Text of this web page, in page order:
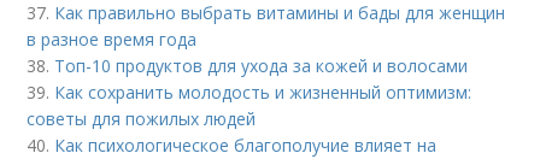
37. Как правильно выбрать витамины и бады для женщин
в разное время года
38. Топ-10 продуктов для ухода за кожей и волосами
39. Как сохранить молодость и жизненный оптимизм:
советы для пожилых людей
40. Как психологическое благополучие влияет на